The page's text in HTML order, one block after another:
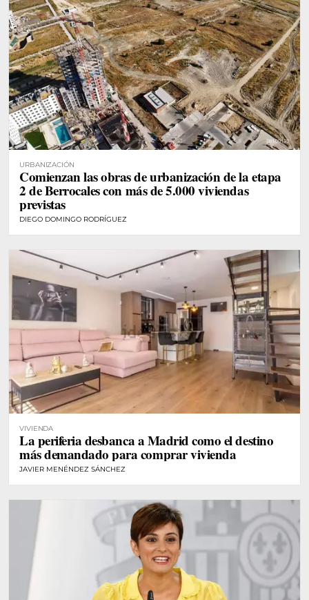
URBANIZACIÓN
Comienzan las obras de urbanización de la etapa
2 de Berrocales con más de 5.000 viviendas
previstas
DIEGO DOMINGO RODRÍGUEZ
VIVIENDA
La periferia desbanca a Madrid como el destino
más demandado para comprar vivienda
JAVIER MENÉNDEZ SÁNCHEZ